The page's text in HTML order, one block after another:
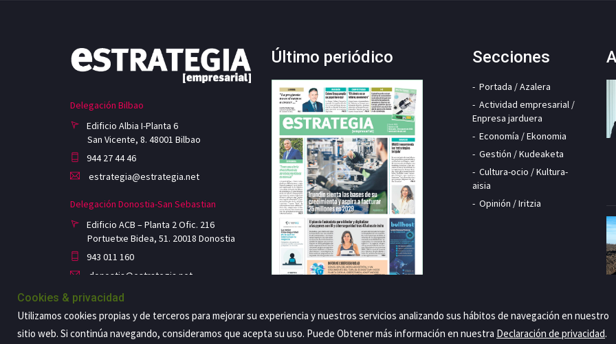
Delegación Bilbao
Edificio Albia I-Planta 6
San Vicente, 8. 48001 Bilbao
944 27 44 46
estrategia@estrategia.net
Delegación Donostia-San Sebastian
Edificio ACB – Planta 2 Ofic. 216
Portuetxe Bidea, 51. 20018 Donostia
943 011 160
donostia@estrategia.net
Último periódico Secciones
Portada / Azalera
Actividad empresarial /
Enpresa jarduera
Economía / Ekonomia
Gestión / Kudeaketa
Cultura-ocio / Kultura-
aisia
Opinión / Iritzia
Cookies & privacidad
Utilizamos cookies propias y de terceros para mejorar su experiencia y nuestros servicios analizando sus hábitos de navegación en nuestro
sitio web. Si continúa navegando, consideramos que acepta su uso. Puede Obtener más información en nuestra Declaración de privacidad.